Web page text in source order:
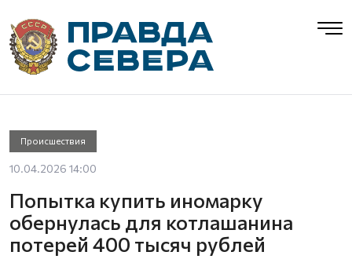
Происшествия
10.04.2026 14:00
Попытка купить иномарку
обернулась для котлашанина
потерей 400 тысяч рублей